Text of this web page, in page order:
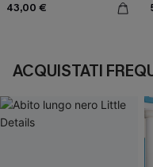
43,00 €
ACQUISTATI